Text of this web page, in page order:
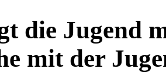
die Jugend
mit der